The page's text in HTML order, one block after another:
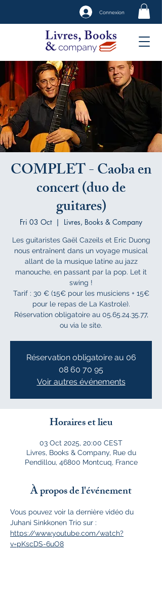
Connexion
COMPLET - Caoba en
concert (duo de
guitares)
Fri 03 Oct
  |
Livres, Books & Company
Les guitaristes Gaël Cazeils et Eric Duong
nous entraînent dans un voyage musical
allant de la musique latine au jazz
manouche, en passant par la pop. Let it
swing !
Tarif : 30 € (15€ pour les musiciens + 15€
pour le repas de La Kastrole).
Réservation obligatoire au 05.65.24.35.77,
ou via le site.
Réservation obligatoire au 06
08 60 70 95
Voir autres événements
Horaires et lieu
03 Oct 2025, 20:00 CEST
Livres, Books & Company, Rue du
Pendillou, 46800 Montcuq, France
À propos de l'événement
Vous pouvez voir la dernière vidéo du
Juhani Sinkkonen Trio sur :
https://www.youtube.com/watch?
v=pKscDS-6uO8